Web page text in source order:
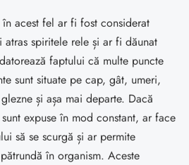
acest fel ar fi fost considerat
spiritele rele și ar fi dăunat
faptului că multe puncte
sunt situate pe cap, gât, umeri,
și așa mai departe. Dacă
expuse în mod constant, ar face
să se scurgă și ar permite
în organism. Aceste